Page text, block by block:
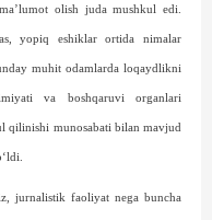
olish juda mushkul edi.
yopiq eshiklar ortida nimalar
muhit odamlarda loqaydlikni
va boshqaruvi organlari
qilinishi munosabati bilan mavjud
jurnalistik faoliyat nega buncha